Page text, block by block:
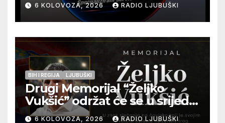
6 KOLOVOZA, 2026 RADIO LJUBUŠKI
BIH I REGIJA LJUBUŠKI
Drugi Memorijal “Željko
Vukšić” održat će se u srijedu
12. kolovoza u Otoku
6 KOLOVOZA, 2026 RADIO LJUBUŠKI